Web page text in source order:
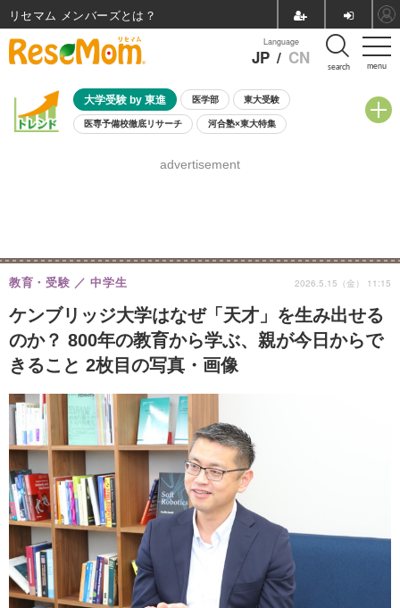
menu
Language
JP / CN search
大学受験 by 東進 医学部 東大受験
医専予備校徹底リサーチ 河合塾×東大特集
8月開催学校説明会・相談会
advertisement
ケンブリッジ大学はなぜ「天才」を生み出せる
のか？ 800年の教育から学ぶ、親が今日からで
きること 2枚目の写真・画像
教育・受験 中学生 2026.5.15（金） 11:15
リセマム メンバーズ